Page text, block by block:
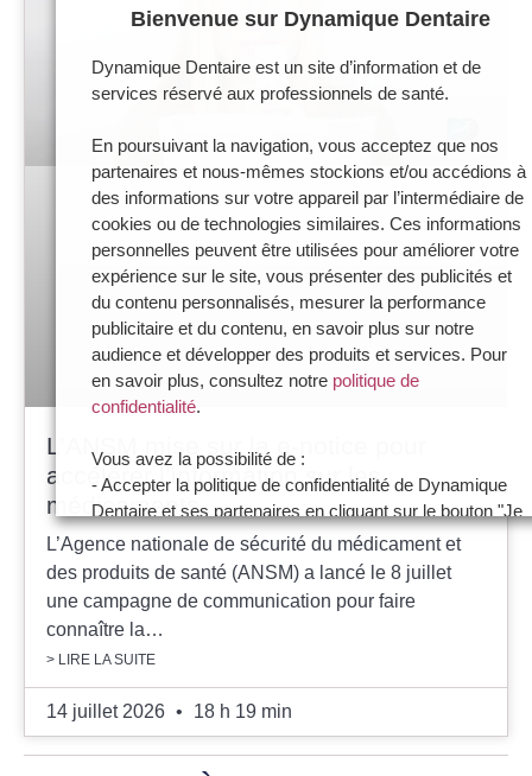
L’ANSM mise sur la e-notice pour
accélérer l’information sur les
médicaments
L’Agence nationale de sécurité du médicament et
des produits de santé (ANSM) a lancé le 8 juillet
une campagne de communication pour faire
connaître la…
> LIRE LA SUITE
14 juillet 2026 18 h 19 min
Bienvenue sur Dynamique Dentaire
Dynamique Dentaire est un site d’information et de
services réservé aux professionnels de santé.
En poursuivant la navigation, vous acceptez que nos
partenaires et nous-mêmes stockions et/ou accédions à
des informations sur votre appareil par l’intermédiaire de
cookies ou de technologies similaires. Ces informations
personnelles peuvent être utilisées pour améliorer votre
expérience sur le site, vous présenter des publicités et
du contenu personnalisés, mesurer la performance
publicitaire et du contenu, en savoir plus sur notre
audience et développer des produits et services. Pour
en savoir plus, consultez notre politique de
confidentialité.
Vous avez la possibilité de :
- Accepter la politique de confidentialité de Dynamique
Dentaire et ses partenaires en cliquant sur le bouton "Je
certifie être un professionnel de santé et accepte la
politique de confidentialité"
- Paramétrer vos choix pour accepter les cookies ou
non en cliquant sur le bouton "Je souhaite Gérer mes
préférences"
Je certifie être un professionnel de santé et je
souhaite gérer mes préférences